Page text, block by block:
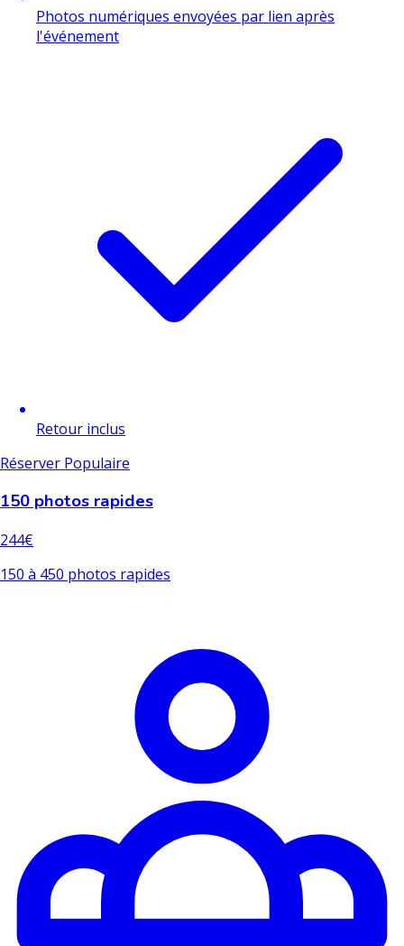
Photos numériques envoyées par lien après
l'événement
Retour inclus
Réserver Populaire
150 photos rapides
244€
150 à 450 photos rapides